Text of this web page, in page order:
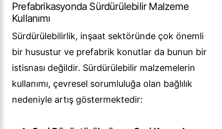
Prefabrikasyonda Sürdürülebilir Malzeme
Kullanımı
Sürdürülebilirlik, inşaat sektöründe çok önemli
bir husustur ve prefabrik konutlar da bunun bir
istisnası değildir. Sürdürülebilir malzemelerin
kullanımı, çevresel sorumluluğa olan bağlılık
nedeniyle artış göstermektedir: